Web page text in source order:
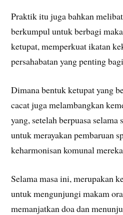
Praktik itu juga bahkan
berkumpul untuk berbagi
ketupat, memperkuat ikatan
persahabatan yang penting
Dimana bentuk ketupat yang
cacat juga melambangkan
yang, setelah berpuasa
untuk merayakan pembaruan
keharmonisan komunal
Selama masa ini, merupakan
untuk mengunjungi makam
memanjatkan doa dan